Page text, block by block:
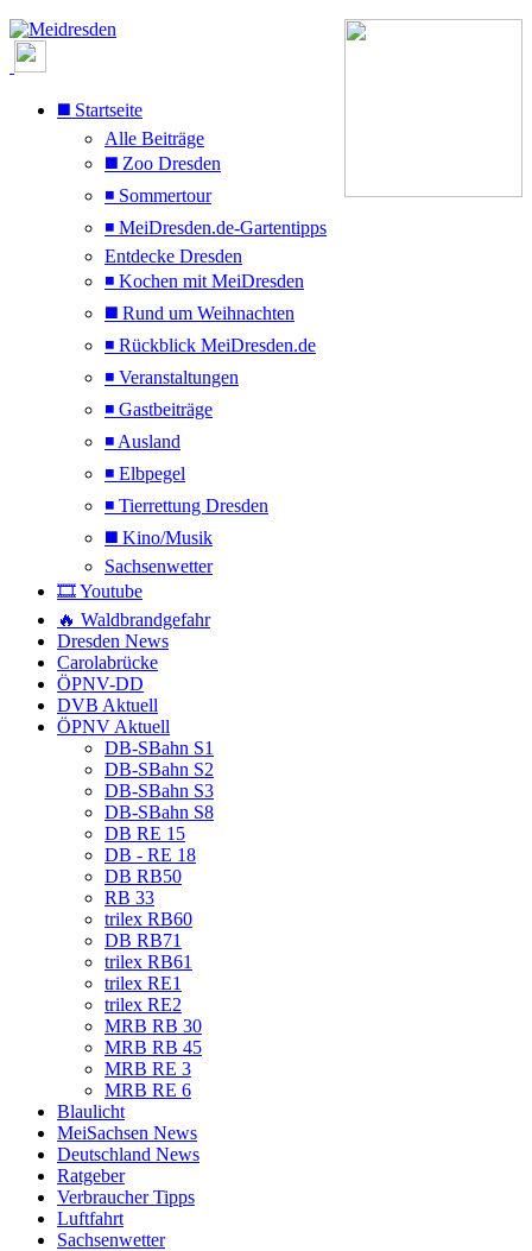
◼️ Startseite
Alle Beiträge
◼️ Zoo Dresden
◾ Sommertour
◾ MeiDresden.de-Gartentipps
Entdecke Dresden
◾ Kochen mit MeiDresden
◼️ Rund um Weihnachten
◾ Rückblick MeiDresden.de
◾ Veranstaltungen
◾ Gastbeiträge
◾ Ausland
◾ Elbpegel
◾ Tierrettung Dresden
◼️ Kino/Musik
Sachsenwetter
🎞️ Youtube
🔥 Waldbrandgefahr
Dresden News
Carolabrücke
ÖPNV-DD
DVB Aktuell
ÖPNV Aktuell
DB-SBahn S1
DB-SBahn S2
DB-SBahn S3
DB-SBahn S8
DB RE 15
DB - RE 18
DB RB50
RB 33
trilex RB60
DB RB71
trilex RB61
trilex RE1
trilex RE2
MRB RB 30
MRB RB 45
MRB RE 3
MRB RE 6
Blaulicht
MeiSachsen News
Deutschland News
Ratgeber
Verbraucher Tipps
Luftfahrt
Sachsenwetter